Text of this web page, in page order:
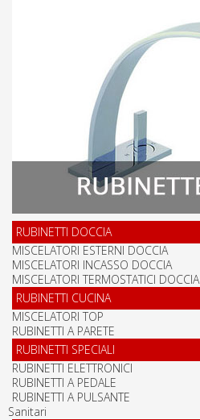
RUBINETTI DOCCIA
MISCELATORI ESTERNI DOCCIA
MISCELATORI INCASSO DOCCIA
MISCELATORI TERMOSTATICI DOCCIA
RUBINETTI CUCINA
MISCELATORI TOP
RUBINETTI A PARETE
RUBINETTI SPECIALI
RUBINETTI ELETTRONICI
RUBINETTI A PEDALE
RUBINETTI A PULSANTE
Sanitari